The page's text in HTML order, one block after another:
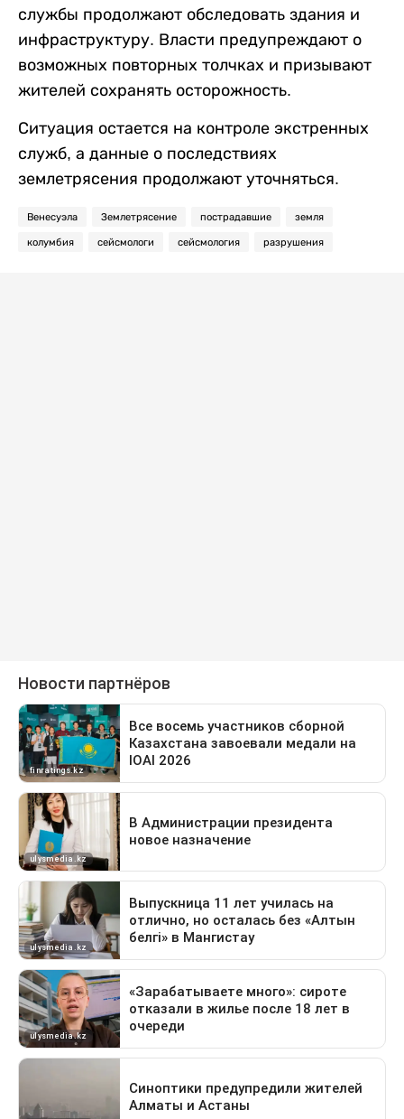
службы продолжают обследовать здания и
инфраструктуру. Власти предупреждают о
возможных повторных толчках и призывают
жителей сохранять осторожность.
Ситуация остается на контроле экстренных
служб, а данные о последствиях
землетрясения продолжают уточняться.
Венесуэла Землетрясение пострадавшие земля
колумбия сейсмологи сейсмология разрушения